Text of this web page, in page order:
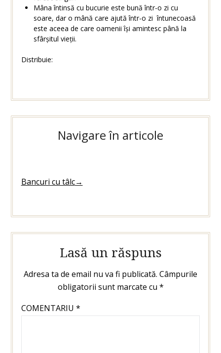
Mâna întinsă cu bucurie este bună într-o zi cu
soare, dar o mână care ajută într-o zi întunecoasă
este aceea de care oamenii își amintesc până la
sfârșitul vieții.
Distribuie:
Navigare în articole
Bancuri cu tâlc→
Lasă un răspuns
Adresa ta de email nu va fi publicată. Câmpurile
obligatorii sunt marcate cu *
COMENTARIU *